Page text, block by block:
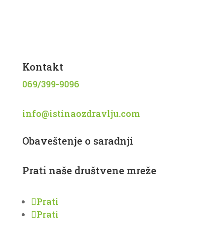
Kontakt
069/399-9096
info@istinaozdravlju.com
Obaveštenje o saradnji
Prati naše društvene mreže
Prati
Prati